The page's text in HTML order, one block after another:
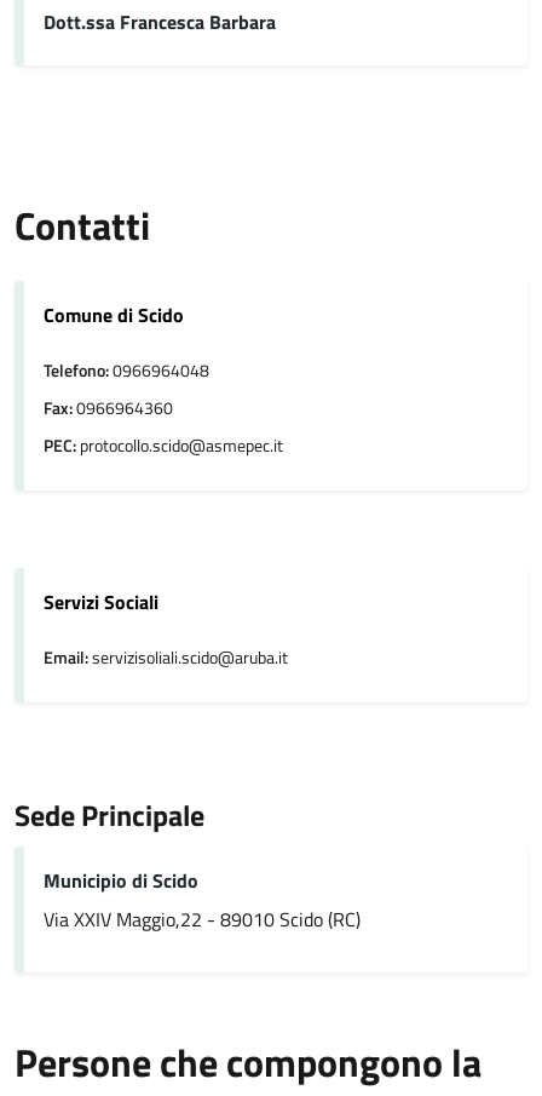
Dott.ssa Francesca Barbara
Contatti
Comune di Scido
Telefono:0966964048
Fax:0966964360
PEC:protocollo.scido@asmepec.it
Servizi Sociali
Email:servizisoliali.scido@aruba.it
Sede Principale
Municipio di Scido
Via XXIV Maggio,22 - 89010 Scido (RC)
Persone che compongono la